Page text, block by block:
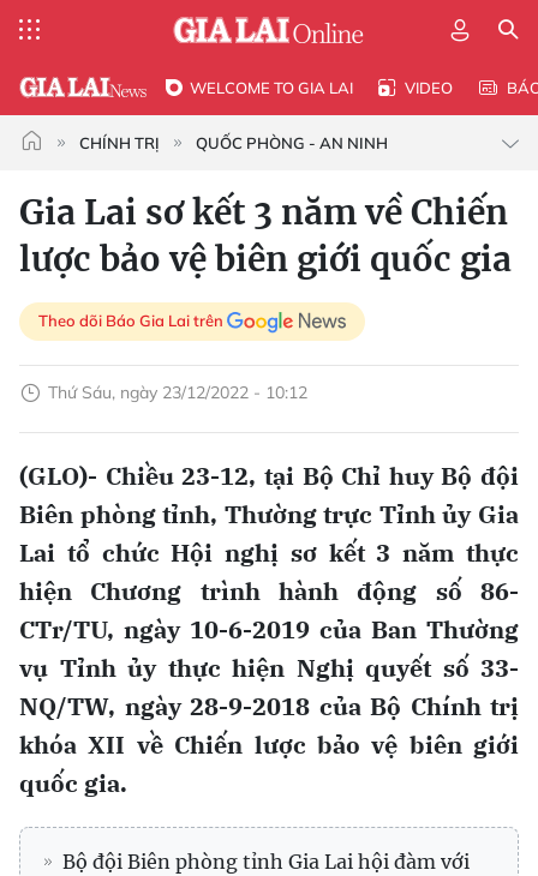
WELCOME TO GIA LAI VIDEO
CHÍNH TRỊ QUỐC PHÒNG - AN NINH
Gia Lai sơ kết 3 năm về Chiến
lược bảo vệ biên giới quốc gia
Theo dõi Báo Gia Lai trên
Thứ Sáu, ngày 23/12/2022 - 10:12
(GLO)- Chiều 23-12, tại Bộ Chỉ huy Bộ đội
Biên phòng tỉnh, Thường trực Tỉnh ủy Gia
Lai tổ chức Hội nghị sơ kết 3 năm thực
hiện Chương trình hành động số 86-
CTr/TU, ngày 10-6-2019 của Ban Thường
vụ Tỉnh ủy thực hiện Nghị quyết số 33-
NQ/TW, ngày 28-9-2018 của Bộ Chính trị
khóa XII về Chiến lược bảo vệ biên giới
quốc gia.
Bộ đội Biên phòng tỉnh Gia Lai hội đàm với